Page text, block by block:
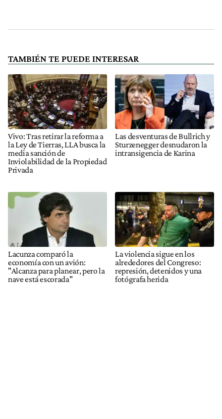
TAMBIÉN TE PUEDE INTERESAR
Vivo: Tras retirar la reforma a
la Ley de Tierras, LLA busca la
media sanción de
Inviolabilidad de la Propiedad
Privada
Las desventuras de Bullrich y
Sturzenegger desnudaron la
intransigencia de Karina
Lacunza comparó la
economía con un avión:
"Alcanza para planear, pero la
nave está escorada"
La violencia sigue en los
alrededores del Congreso:
represión, detenidos y una
fotógrafa herida